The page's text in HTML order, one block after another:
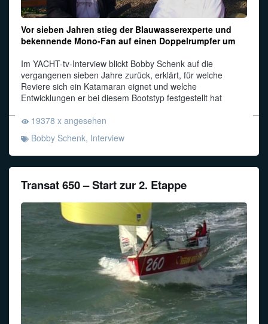
Vor sieben Jahren stieg der Blauwasserexperte und
bekennende Mono-Fan auf einen Doppelrumpfer um
Im YACHT-tv-Interview blickt Bobby Schenk auf die
vergangenen sieben Jahre zurück, erklärt, für welche
Reviere sich ein Katamaran eignet und welche
Entwicklungen er bei diesem Bootstyp festgestellt hat
19378 x angesehen
Bobby Schenk, Interview
Transat 650 – Start zur 2. Etappe